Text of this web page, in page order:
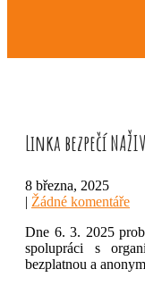
Linka bezpečí
8 března, 2025
| Žádné komentáře
Dne 6. 3. 2025
spolupráci s
bezplatnou a